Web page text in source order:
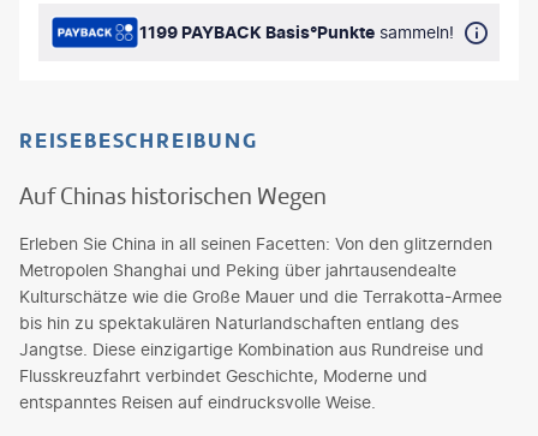
1199 PAYBACK Basis°Punkte sammeln!
REISEBESCHREIBUNG
Auf Chinas historischen Wegen
Erleben Sie China in all seinen Facetten: Von den glitzernden
Metropolen Shanghai und Peking über jahrtausendealte
Kulturschätze wie die Große Mauer und die Terrakotta-Armee
bis hin zu spektakulären Naturlandschaften entlang des
Jangtse. Diese einzigartige Kombination aus Rundreise und
Flusskreuzfahrt verbindet Geschichte, Moderne und
entspanntes Reisen auf eindrucksvolle Weise.